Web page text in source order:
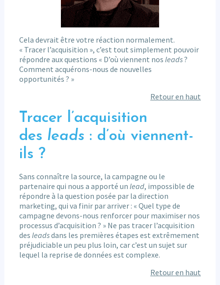
Cela devrait être votre réaction normalement.
« Tracer l’acquisition », c’est tout simplement pouvoir
répondre aux questions « D’où viennent nos leads?
Comment acquérons-nous de nouvelles
opportunités ? »
Retour en haut
Tracer l’acquisition
des leads : d’où viennent-
ils ?
Sans connaître la source, la campagne ou le
partenaire qui nous a apporté un lead, impossible de
répondre à la question posée par la direction
marketing, qui va finir par arriver : « Quel type de
campagne devons-nous renforcer pour maximiser nos
processus d’acquisition ? » Ne pas tracer l’acquisition
des leadsdans les premières étapes est extrêmement
préjudiciable un peu plus loin, car c’est un sujet sur
lequel la reprise de données est complexe.
Retour en haut